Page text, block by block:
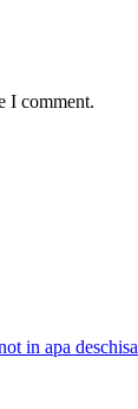
I comment.
in apa deschisa